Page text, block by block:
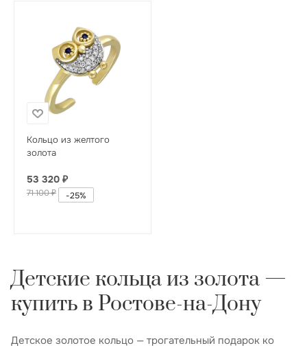
Кольцо из желтого
золота
53 320 ₽
71 100₽ -25%
Детские кольца из золота —
купить в Ростове-на-Дону
Детское золотое кольцо — трогательный подарок ко